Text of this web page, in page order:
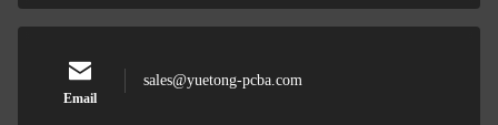
Email
sales@yuetong-pcba.com